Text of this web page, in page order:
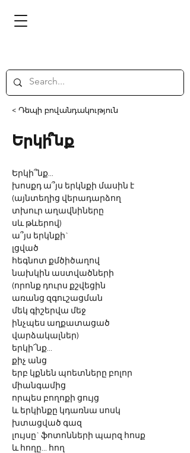
< Դեպի բովանդակություն
Երկի՞նք
Երկի՞նք...
խոսքդ ա՞յս երկնքի մասին է
(այնտեղից վերադարձող
տխուր աղավնիները
սև թևերով)
ա՞յս երկնքի`
լցված
հեգնոտ քմծիծաղով
նախկին աստվածների
(որոնք դուրս քշվեցին
առանց զգուշացման
մեկ գիշերվա մեջ
ինչպես աղքատացած
վարձակալներ)
երկի՜նք...
քիչ անց
երբ կքնեն պոետները բոլոր
միանգամից
որպես բողոքի ցույց
և երկինքը կդառնա սոսկ
խտացված գազ
լույսը` ֆոտոնների պարզ հոսք
և հողը... հող